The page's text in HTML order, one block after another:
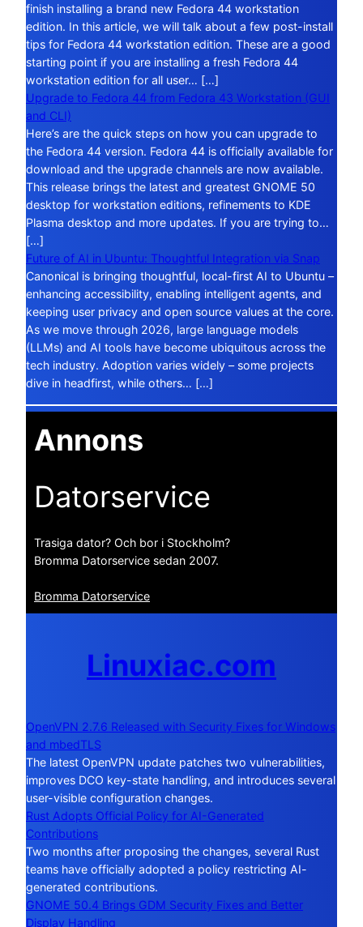
finish installing a brand new Fedora 44 workstation
edition. In this article, we will talk about a few post-install
tips for Fedora 44 workstation edition. These are a good
starting point if you are installing a fresh Fedora 44
workstation edition for all user… […]
Upgrade to Fedora 44 from Fedora 43 Workstation (GUI
and CLI)
Here’s are the quick steps on how you can upgrade to
the Fedora 44 version. Fedora 44 is officially available for
download and the upgrade channels are now available.
This release brings the latest and greatest GNOME 50
desktop for workstation editions, refinements to KDE
Plasma desktop and more updates. If you are trying to…
[…]
Future of AI in Ubuntu: Thoughtful Integration via Snap
Canonical is bringing thoughtful, local-first AI to Ubuntu –
enhancing accessibility, enabling intelligent agents, and
keeping user privacy and open source values at the core.
As we move through 2026, large language models
(LLMs) and AI tools have become ubiquitous across the
tech industry. Adoption varies widely – some projects
dive in headfirst, while others… […]
Annons
Datorservice
Trasiga dator? Och bor i Stockholm?
Bromma Datorservice sedan 2007.
Bromma Datorservice
Linuxiac.com
OpenVPN 2.7.6 Released with Security Fixes for Windows
and mbedTLS
The latest OpenVPN update patches two vulnerabilities,
improves DCO key-state handling, and introduces several
user-visible configuration changes.
Rust Adopts Official Policy for AI-Generated
Contributions
Two months after proposing the changes, several Rust
teams have officially adopted a policy restricting AI-
generated contributions.
GNOME 50.4 Brings GDM Security Fixes and Better
Display Handling